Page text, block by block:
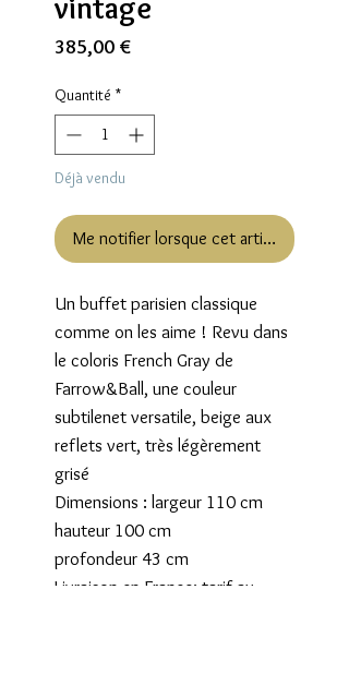
vintage
385,00 €Prix
Quantité *
Déjà vendu
Me notifier lorsque cet article est
Un buffet parisien classique
comme on les aime ! Revu dans
le coloris French Gray de
Farrow&Ball, une couleur
subtilenet versatile, beige aux
reflets vert, très légèrement
grisé
Dimensions : largeur 110 cm
hauteur 100 cm
profondeur 43 cm
Livraison en France: tarif au